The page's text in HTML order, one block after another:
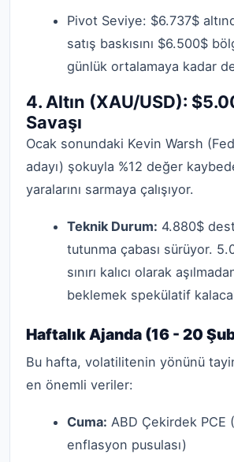
Pivot Seviye: $6.737$
satış baskısını $6.500$
günlük ortalamaya kadar
4. Altın (XAU/USD):
Savaşı
Ocak sonundaki Kevin Warsh
adayı) şokuyla %12 değer
yaralarını sarmaya çalışıyor.
Teknik Durum: 4.880$
tutunma çabası sürüyor.
sınırı kalıcı olarak
beklemek spekülatif
Haftalık Ajanda (16 - 20
Bu hafta, volatilitenin yönünü
en önemli veriler:
Cuma: ABD Çekirdek PCE
enflasyon pusulası)